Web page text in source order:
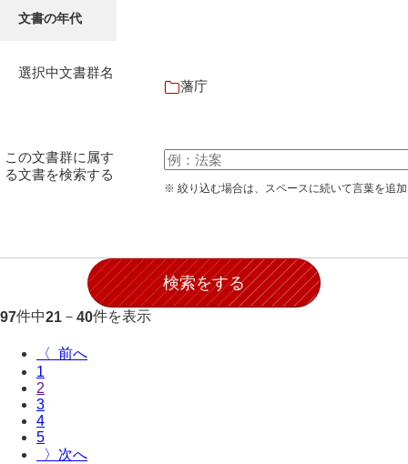
御広式日記
御書出控
御家督記
御目見記
文書の年代
選択中文書群名
藩庁
この文書群に属す
る文書を検索する
※ 絞り込む場合は、スペースに続いて言葉を追
97件中21 － 40件を表示
〈
1
2
3
4
5
〉